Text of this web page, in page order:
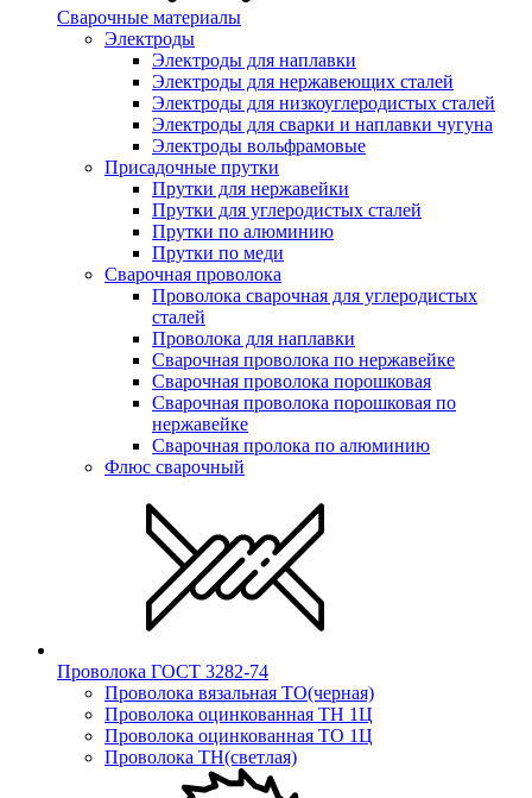
Сварочные материалы
Электроды
Электроды для наплавки
Электроды для нержавеющих сталей
Электроды для низкоуглеродистых сталей
Электроды для сварки и наплавки чугуна
Электроды вольфрамовые
Присадочные прутки
Прутки для нержавейки
Прутки для углеродистых сталей
Прутки по алюминию
Прутки по меди
Сварочная проволока
Проволока сварочная для углеродистых
сталей
Проволока для наплавки
Сварочная проволока по нержавейке
Сварочная проволока порошковая
Сварочная проволока порошковая по
нержавейке
Сварочная пролока по алюминию
Флюс сварочный
Проволока ГОСТ 3282-74
Проволока вязальная ТО(черная)
Проволока оцинкованная ТН 1Ц
Проволока оцинкованная ТО 1Ц
Проволока ТН(светлая)